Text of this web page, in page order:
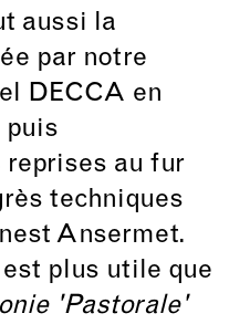
aussi la
par notre
DECCA en
puis
au fur
techniques
Ansermet.
plus utile que
'Pastorale'